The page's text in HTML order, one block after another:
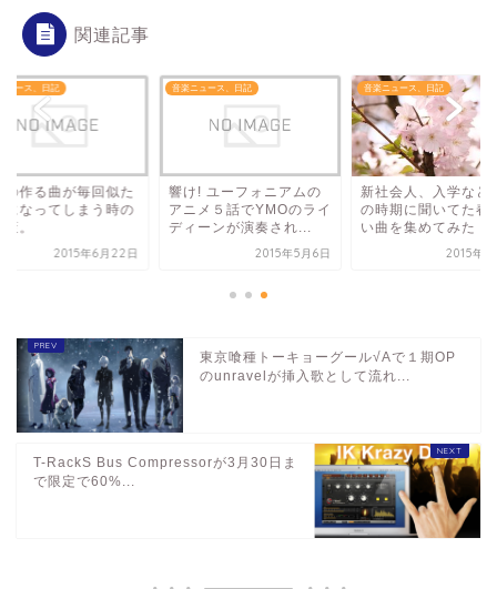
関連記事
ュース、日記
の作る曲が毎回似た
になってしまう時の
。
2015年6月22日
音楽ニュース、日記
響け! ユーフォニアムの
アニメ５話でYMOのライ
ディーンが演奏され...
2015年5月6日
音楽ニュース、日記
新社会人、入学など
の時期に聞いてた春
い曲を集めてみた！
2015年4
東京喰種トーキョーグール√Aで１期OP
のunravelが挿入歌として流れ...
T-RackS Bus Compressorが3月30日ま
で限定で60%...